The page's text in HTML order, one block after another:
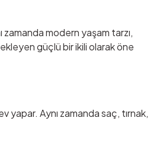
zamanda modern yaşam tarzı,
güçlü bir ikili olarak öne
yapar. Aynı zamanda saç, tırnak,